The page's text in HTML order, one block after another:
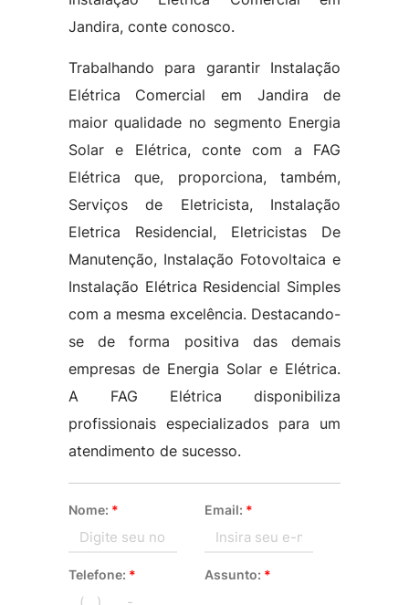
Jandira, conte conosco.
Trabalhando para garantir Instalação
Elétrica Comercial em Jandira de
maior qualidade no segmento Energia
Solar e Elétrica, conte com a FAG
Elétrica que, proporciona, também,
Serviços de Eletricista, Instalação
Eletrica Residencial, Eletricistas De
Manutenção, Instalação Fotovoltaica e
Instalação Elétrica Residencial Simples
com a mesma excelência. Destacando-
se de forma positiva das demais
empresas de Energia Solar e Elétrica.
A FAG Elétrica disponibiliza
profissionais especializados para um
atendimento de sucesso.
Nome: * Email: *
Telefone: * Assunto: *